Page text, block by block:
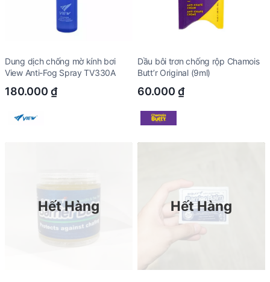
Dung dịch chống mờ kính bơi
View Anti-Fog Spray TV330A
180.000 ₫
Dầu bôi trơn chống rộp Chamois
Butt’r Original (9ml)
60.000 ₫
Hết Hàng Hết Hàng